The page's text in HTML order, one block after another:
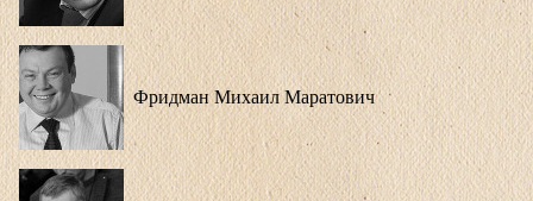
Фридман Михаил Маратович